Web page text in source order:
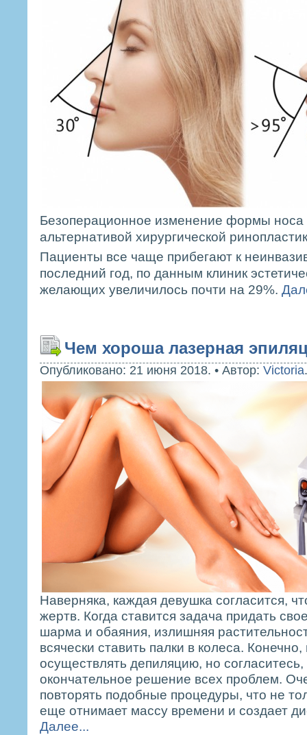
Безоперационное изменение формы носа
альтернативой хирургической
Пациенты все чаще прибегают к
последний год, по данным клиник
желающих увеличилось почти на 29%.
Чем хороша лазерная
Опубликовано: 21 июня 2018. • Автор: Victoria.
Наверняка, каждая девушка согласится,
жертв. Когда ставится задача придать
шарма и обаяния, излишняя
всячески ставить палки в колеса.
осуществлять депиляцию, но согласитесь,
окончательное решение всех проблем.
повторять подобные процедуры, что не
еще отнимает массу времени и создает
Далее...